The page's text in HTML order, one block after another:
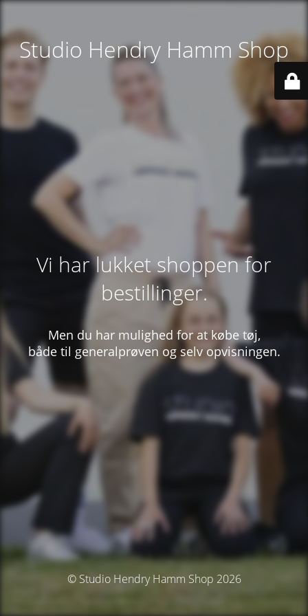
Studio Hendry Hamm Shop
Vi har lukket shoppen for
bestillinger.
Men du har mulighed for at købe tøj,
både til generalprøven og selv opvisningen.
© Studio Hendry Hamm Shop 2026